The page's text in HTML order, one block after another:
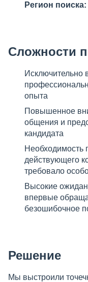
Регион поиска:
Сложности
Исключительно
опыта
Повышенное
общения и
кандидата
Необходимость
действующего
требовало
Высокие
впервые
безошибочное
Решение
Мы выстроили